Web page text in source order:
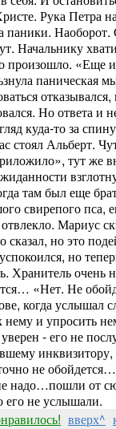
Рука Петра
паники.
Начальнику
произошло. «Еще
паническая
отказывался,
Но ответа и
куда-то за
стоял Альберт.
тут же
там был еще
свирепого пса,
Мариус
сказал, но это
но
Хранитель очень
«Нет. Не
когда услышал
нему и упросить
- его не
инквизитору,
не
надо…пошли от
его не услышали.
вверх^